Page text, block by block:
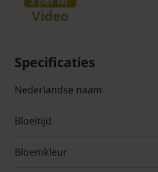
Specificaties
Nederlandse naam
Bloeitijd
Bloemkleur